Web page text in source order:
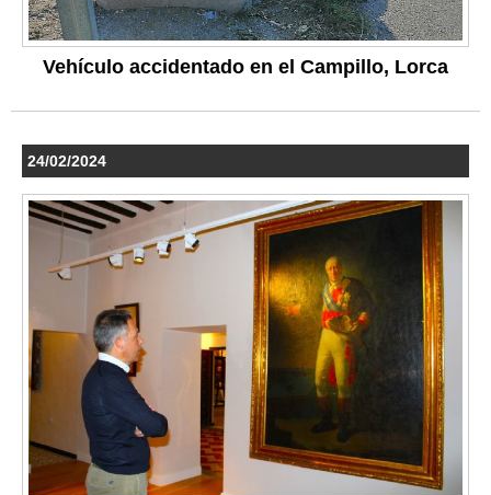
Vehículo accidentado en el Campillo, Lorca
24/02/2024